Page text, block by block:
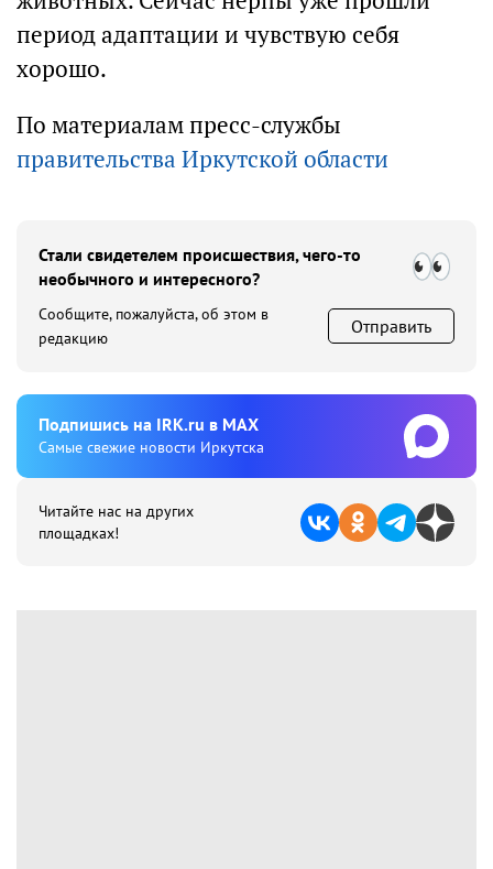
период адаптации и чувствую себя
хорошо.
По материалам пресс-службы
правительства Иркутской области
Стали свидетелем происшествия, чего-то
необычного и интересного?
Сообщите, пожалуйста, об этом в
редакцию
Отправить
Подпишиcь на IRK.ru в MAX
Cамые свежие новости Иркутска
Читайте нас на других
площадках!